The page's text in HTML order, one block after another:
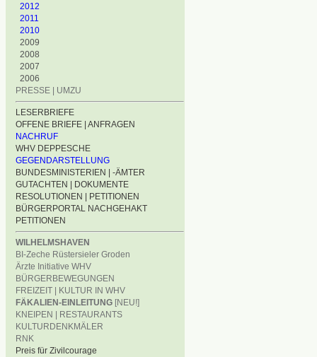
2012
2011
2010
2009
2008
2007
2006
PRESSE | UMZU
LESERBRIEFE
OFFENE BRIEFE | ANFRAGEN
NACHRUF
WHV DEPPESCHE
GEGENDARSTELLUNG
BUNDESMINISTERIEN | -ÄMTER
GUTACHTEN | DOKUMENTE
RESOLUTIONEN | PETITIONEN
BÜRGERPORTAL NACHGEHAKT
PETITIONEN
WILHELMSHAVEN
BI-Zeche Rüstersieler Groden
Ärzte Initiative WHV
BÜRGERBEWEGUNGEN
FREIZEIT | KULTUR IN WHV
FÄKALIEN-EINLEITUNG [NEU!]
KNEIPEN | RESTAURANTS
KULTURDENKMÄLER
RNK
Preis für Zivilcourage